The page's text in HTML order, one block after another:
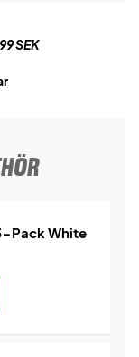
SEK
Pack White